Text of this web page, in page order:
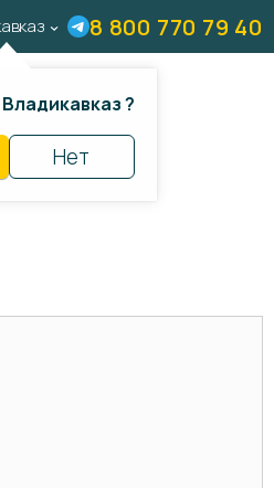
Владикавказ ?
Нет
8 800 770 79 40